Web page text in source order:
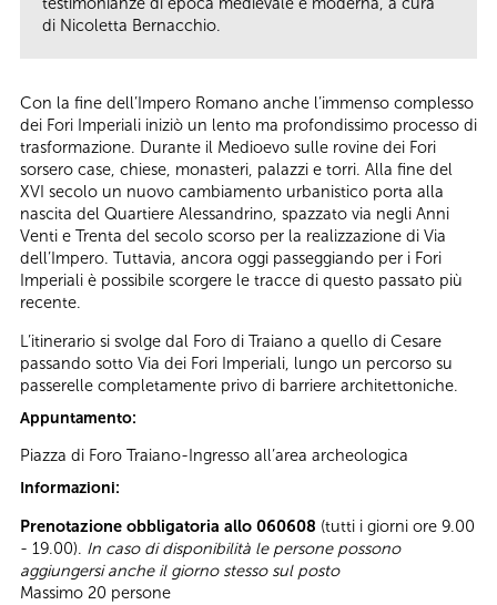
di Nicoletta Bernacchio.
Con la fine dell’Impero Romano anche l’immenso complesso
dei Fori Imperiali iniziò un lento ma profondissimo processo di
trasformazione. Durante il Medioevo sulle rovine dei Fori
sorsero case, chiese, monasteri, palazzi e torri. Alla fine del
XVI secolo un nuovo cambiamento urbanistico porta alla
nascita del Quartiere Alessandrino, spazzato via negli Anni
Venti e Trenta del secolo scorso per la realizzazione di Via
dell’Impero. Tuttavia, ancora oggi passeggiando per i Fori
Imperiali è possibile scorgere le tracce di questo passato più
recente.
L’itinerario si svolge dal Foro di Traiano a quello di Cesare
passando sotto Via dei Fori Imperiali, lungo un percorso su
passerelle completamente privo di barriere architettoniche.
Appuntamento:
Piazza di Foro Traiano-Ingresso all’area archeologica
Informazioni:
Prenotazione obbligatoria allo 060608 (tutti i giorni ore 9.00
- 19.00). In caso di disponibilità le persone possono
aggiungersi anche il giorno stesso sul posto
Massimo 20 persone